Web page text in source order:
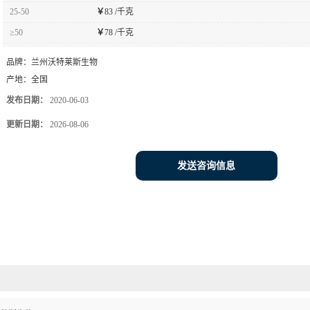
25-50 ￥83 /千克
≥50 ￥78 /千克
品牌： 兰州沃特莱斯生物
产地： 全国
发布日期： 2020-06-03
更新日期： 2026-08-06
发送咨询信息